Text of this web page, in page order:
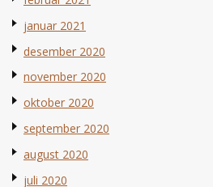
januar 2021
desember 2020
november 2020
oktober 2020
september 2020
august 2020
juli 2020